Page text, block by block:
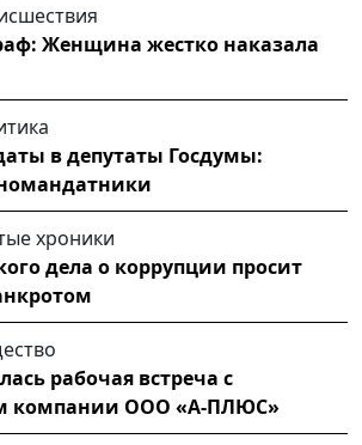
Женщина жестко наказала
в депутаты Госдумы:
хроники
дела о коррупции просит
рабочая встреча с
компании ООО «А-ПЛЮС»